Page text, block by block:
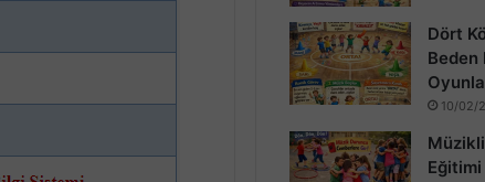
Dört
Beden
10/02/